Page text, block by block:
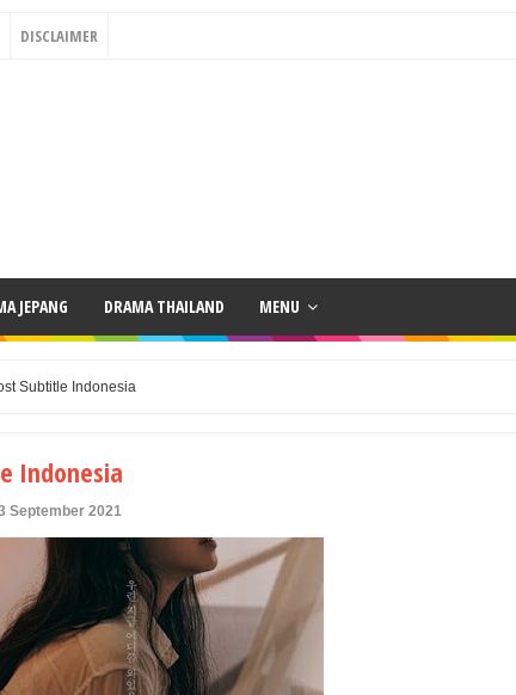
DISCLAIMER
JEPANG DRAMA THAILAND MENU
Subtitle Indonesia
Indonesia
September 2021